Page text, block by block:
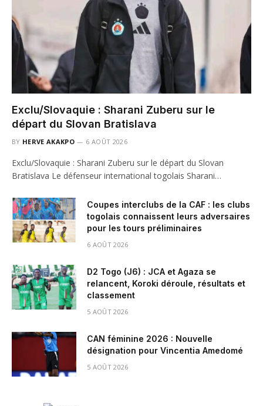
Exclu/Slovaquie : Sharani Zuberu sur le
départ du Slovan Bratislava
BY HERVE AKAKPO 6 AOÛT 2026
Exclu/Slovaquie : Sharani Zuberu sur le départ du Slovan
Bratislava Le défenseur international togolais Sharani…
Coupes interclubs de la CAF : les clubs
togolais connaissent leurs adversaires
pour les tours préliminaires
6 AOÛT 2026
D2 Togo (J6) : JCA et Agaza se
relancent, Koroki déroule, résultats et
classement
5 AOÛT 2026
CAN féminine 2026 : Nouvelle
désignation pour Vincentia Amedomé
5 AOÛT 2026